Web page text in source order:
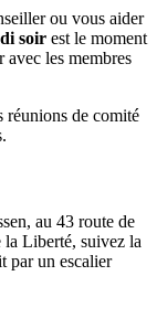
ou vous aider
soir est le moment
avec les membres
réunions de comité
au 43 route de
la Liberté, suivez la
par un escalier